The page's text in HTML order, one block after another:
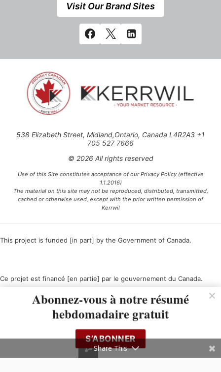
Visit Our Brand Sites
538 Elizabeth Street, Midland,Ontario, Canada L4R2A3 +1
705 527 7666
© 2026 All rights reserved
Use of this Site constitutes acceptance of our Privacy Policy (effective
1.1.2016)
The material on this site may not be reproduced, distributed, transmitted,
cached or otherwise used, except with the prior written permission of
Kerrwil
This project is funded [in part] by the Government of Canada.
Ce projet est financé [en partie] par le gouvernement du Canada.
Abonnez-vous à notre résumé
hebdomadaire gratuit
S’ABONNER
Share This